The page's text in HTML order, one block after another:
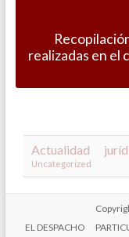
realizadas en
Actualidad
Uncategorized
EL DESPACHO